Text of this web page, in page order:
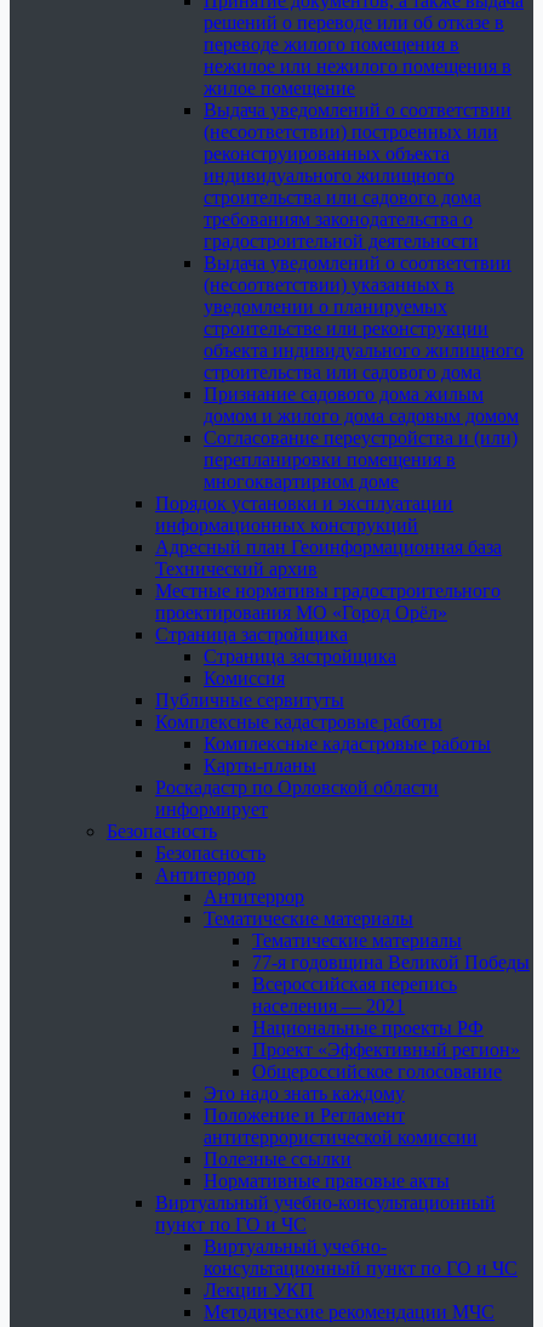
решений о переводе или об отказе в
переводе жилого помещения в
нежилое или нежилого помещения в
жилое помещение
Выдача уведомлений о соответствии
(несоответствии) построенных или
реконструированных объекта
индивидуального жилищного
строительства или садового дома
требованиям законодательства о
градостроительной деятельности
Выдача уведомлений о соответствии
(несоответствии) указанных в
уведомлении о планируемых
строительстве или реконструкции
объекта индивидуального жилищного
строительства или садового дома
Признание садового дома жилым
домом и жилого дома садовым домом
Согласование переустройства и (или)
перепланировки помещения в
многоквартирном доме
Порядок установки и эксплуатации
информационных конструкций
Адресный план Геоинформационная база
Технический архив
Местные нормативы градостроительного
проектирования МО «Город Орёл»
Страница застройщика
Страница застройщика
Комиссия
Публичные сервитуты
Комплексные кадастровые работы
Комплексные кадастровые работы
Карты-планы
Роскадастр по Орловской области
информирует
Безопасность
Безопасность
Антитеррор
Антитеррор
Тематические материалы
Тематические материалы
77-я годовщина Великой Победы
Всероссийская перепись
населения — 2021
Национальные проекты РФ
Проект «Эффективный регион»
Общероссийское голосование
Это надо знать каждому
Положение и Регламент
антитеррористической комиссии
Полезные ссылки
Нормативные правовые акты
Виртуальный учебно-консультационный
пункт по ГО и ЧС
Виртуальный учебно-
консультационный пункт по ГО и ЧС
Лекции УКП
Методические рекомендации МЧС